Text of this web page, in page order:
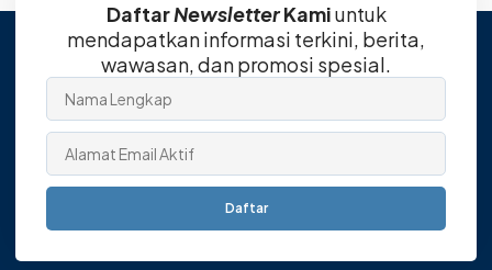
DaftarNewsletterKamiuntuk
mendapatkan informasi terkini, berita,
wawasan, dan promosi spesial.
Daftar